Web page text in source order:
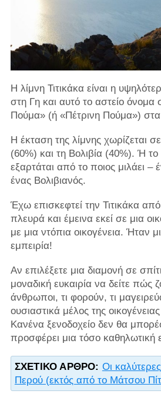
Η λίμνη Τιτικάκα είναι η
στη Γη και αυτό το αστείο όνομα
Πούμα» (ή «Πέτρινη Πούμα»)
Η έκταση της λίμνης χωρίζεται
(60%) και τη Βολιβία (40%). Ή το
εξαρτάται από το ποιος μιλάει –
ένας Βολιβιανός.
Έχω επισκεφτεί την Τιτικάκα
πλευρά και έμεινα εκεί σε μια
με μια ντόπια οικογένεια. Ήταν
εμπειρία!
Αν επιλέξετε μια διαμονή σε
μοναδική ευκαιρία να δείτε πώς
άνθρωποι, τι φορούν, τι
ουσιαστικά μέλος της
Κανένα ξενοδοχείο δεν θα
προσφέρει μια τόσο καθηλωτική
ΣΧΕΤΙΚΌ ΆΡΘΡΟ: Οι
Περού (εκτός από το Μάτσου